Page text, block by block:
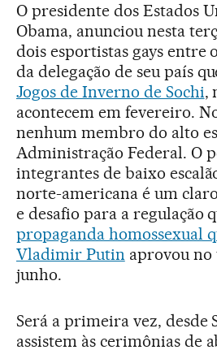
O presidente dos Estados
Obama, anunciou nesta
dois esportistas gays entre
da delegação de seu país
Jogos de Inverno de Sochi,
acontecem em fevereiro.
nenhum membro do alto
Administração Federal. O
integrantes de baixo
norte-americana é um
e desafio para a regulação
propaganda homossexual
Vladimir Putin aprovou
junho.
Será a primeira vez, desde
assistem às cerimônias de